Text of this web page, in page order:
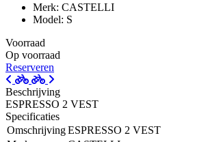
Merk: CASTELLI
Model: S
Voorraad
Op voorraad
Reserveren
Beschrijving
ESPRESSO 2 VEST
Specificaties
OmschrijvingESPRESSO 2 VEST